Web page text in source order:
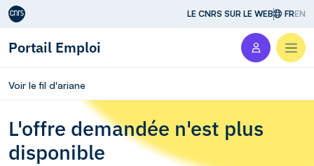
Aller au contenu LE CNRS SUR LE WEB FREN
Portail Emploi
Voir le fil d'ariane
L'offre demandée n'est plus
disponible